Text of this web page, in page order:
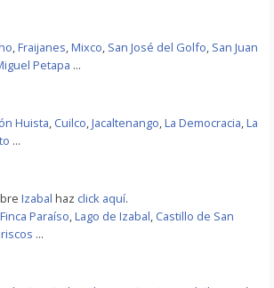
,Fraijanes,Mixco, San José del Golfo, San Juan
Petapa ...
Huista, Cuilco,Jacaltenango,La Democracia,La
...
Izabal haz click aquí.
Finca Paraíso,Lago de Izabal, Castillo de San
...